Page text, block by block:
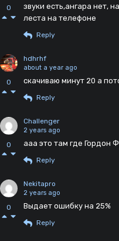
0
звуки есть,ангара нет,
леста на телефоне
Reply
0
hdhrhf
about a year ago
скачиваю минут 20 а
Reply
0
Challenger
2 years ago
ааа это там где Гордон
Reply
0
Nekitapro
2 years ago
Выдает ошибку на 25%
Reply